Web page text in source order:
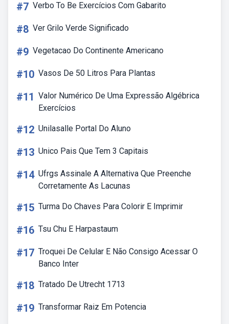
#7 Verbo To Be Exercícios Com Gabarito
#8 Ver Grilo Verde Significado
#9 Vegetacao Do Continente Americano
#10 Vasos De 50 Litros Para Plantas
#11 Valor Numérico De Uma Expressão Algébrica
Exercícios
#12 Unilasalle Portal Do Aluno
#13 Unico Pais Que Tem 3 Capitais
#14 Ufrgs Assinale A Alternativa Que Preenche
Corretamente As Lacunas
#15 Turma Do Chaves Para Colorir E Imprimir
#16 Tsu Chu E Harpastaum
#17 Troquei De Celular E Não Consigo Acessar O
Banco Inter
#18 Tratado De Utrecht 1713
#19 Transformar Raiz Em Potencia